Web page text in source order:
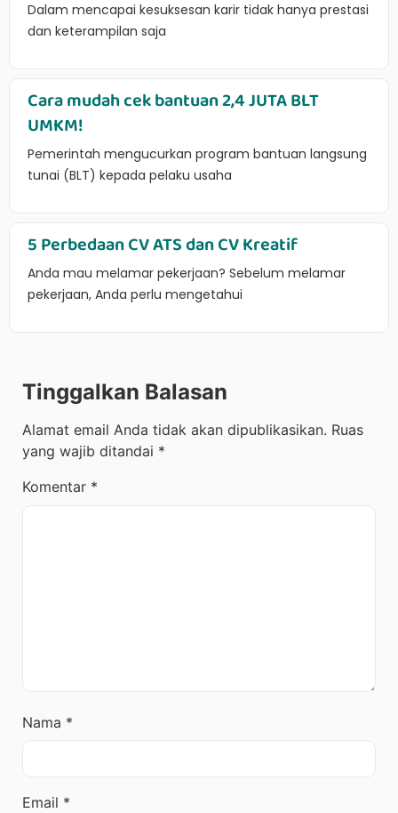
Dalam mencapai kesuksesan karir tidak hanya prestasi
dan keterampilan saja
Cara mudah cek bantuan 2,4 JUTA BLT
UMKM!
Pemerintah mengucurkan program bantuan langsung
tunai (BLT) kepada pelaku usaha
5 Perbedaan CV ATS dan CV Kreatif
Anda mau melamar pekerjaan? Sebelum melamar
pekerjaan, Anda perlu mengetahui
Tinggalkan Balasan
Alamat email Anda tidak akan dipublikasikan. Ruas
yang wajib ditandai *
Komentar *
Nama *
Email *